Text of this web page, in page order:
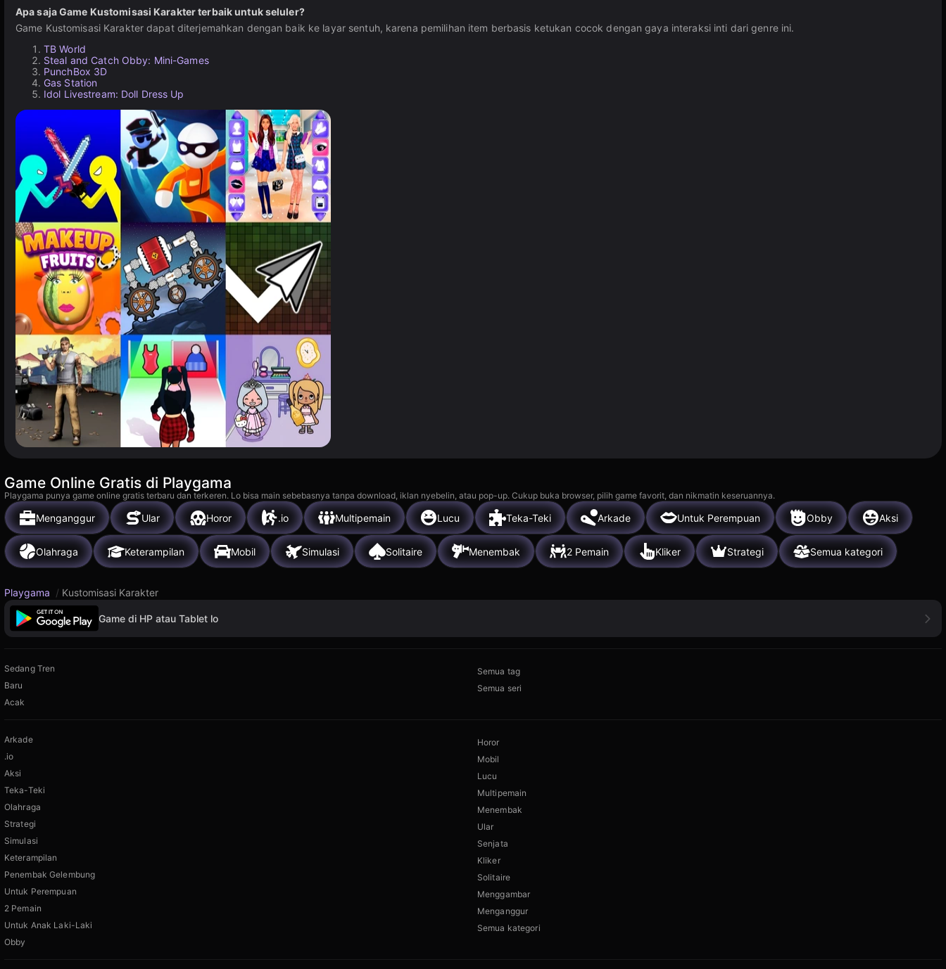
Apa saja Game Kustomisasi Karakter terbaik untuk seluler?
Game Kustomisasi Karakter dapat diterjemahkan dengan baik ke layar sentuh, karena pemilihan item berbasis ketukan cocok dengan gaya interaksi inti dari genre ini.
TB World
Steal and Catch Obby: Mini-Games
PunchBox 3D
Gas Station
Idol Livestream: Doll Dress Up
Game Online Gratis di Playgama
Playgama punya game online gratis terbaru dan terkeren. Lo bisa main sebebasnya tanpa download, iklan nyebelin, atau pop-up. Cukup buka browser, pilih game favorit, dan nikmatin keseruannya.
Menganggur Ular Horor .io Multipemain Lucu Teka-Teki Arkade Untuk Perempuan Obby Aksi
Olahraga Keterampilan Mobil Simulasi Solitaire Menembak 2 Pemain Kliker Strategi Semua kategori
Playgama / Kustomisasi Karakter
Game di HP atau Tablet lo
Sedang Tren
Baru
Acak
Semua tag
Semua seri
Arkade
.io
Aksi
Teka-Teki
Olahraga
Strategi
Simulasi
Keterampilan
Penembak Gelembung
Untuk Perempuan
2 Pemain
Untuk Anak Laki-Laki
Obby
Horor
Mobil
Lucu
Multipemain
Menembak
Ular
Senjata
Kliker
Solitaire
Menggambar
Menganggur
Semua kategori